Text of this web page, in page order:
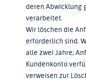
deren Abwicklung
verarbeitet.
Wir löschen die
erforderlich sind.
alle zwei Jahre;
Kundenkonto
verweisen zur